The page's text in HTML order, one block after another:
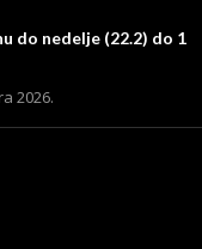
do nedelje (22.2) do 1
2026.